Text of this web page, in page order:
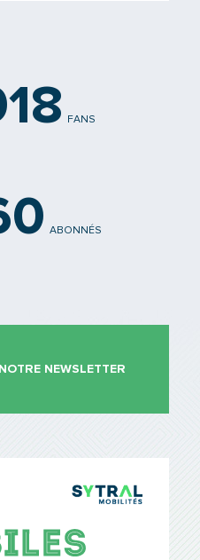
FANS
ABONNÉS
NEWSLETTER